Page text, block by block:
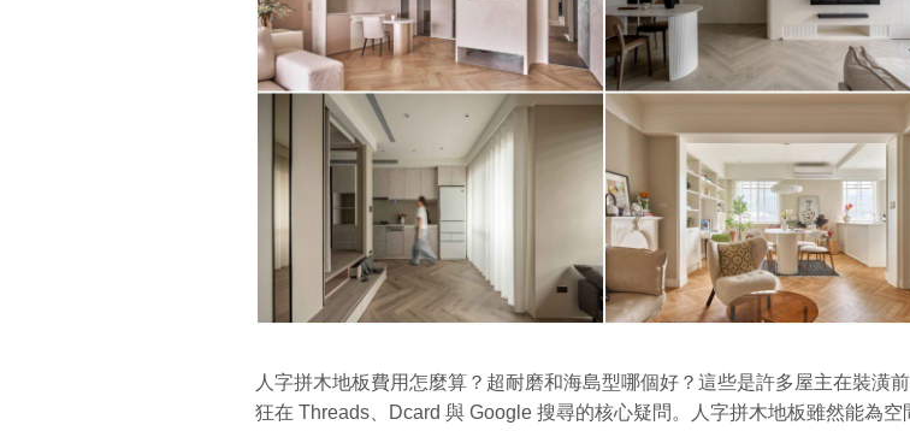
人字拼木地板費用怎麼算？超耐磨和海島型哪個好？這些是許多屋主在裝潢
狂在 Threads、Dcard 與 Google 搜尋的核心疑問。人字拼木地板雖然能為空